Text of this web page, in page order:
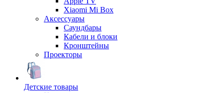
Xiaomi Mi Box
Аксессуары
Саундбары
Кабели и блоки
Кронштейны
Проекторы
Детские товары